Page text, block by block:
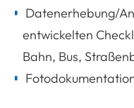
Datenerhebung/
entwickelten
Bahn, Bus,